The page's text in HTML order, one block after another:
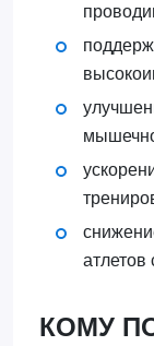
атлетов
КОМУ